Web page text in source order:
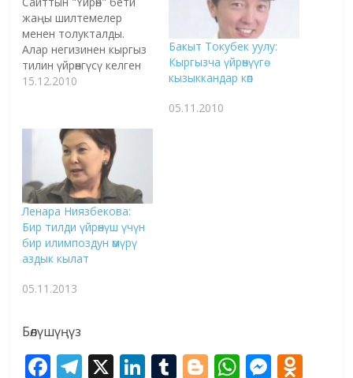
жаңы шилтемелер
менен толукталды.
Алар негизинен кыргыз
тилин үйрөнгүсү келген
орус, англис жана
Ошондой эле "Манас"
Интернетте"
баракчасына англис
тилиндеги "Манас"
жайгаштырылган
сайтка шилтеме
кошулду.
15.12.2010
Бакыт Токубек уулу:
Кыргызча үйрөнүүгө
кызыккандар көп
05.11.2010
Ленара Ниязбекова:
Бир тилди үйрөнүш үчүн
бир илимпоздун өмүрү
аздык кылат
05.11.2013
Бөлүшүңүз
F T X Li T Bl W M